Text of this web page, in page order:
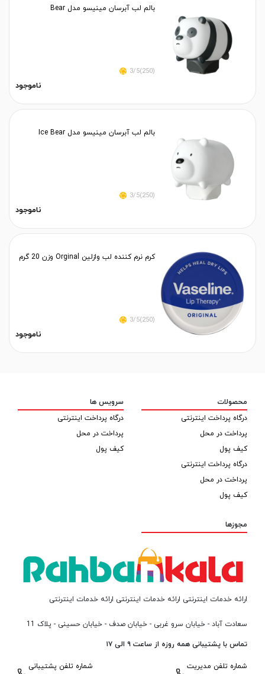
بالم لب آبرسان مینیسو مدل Bear
(250)3/5
ناموجود
بالم لب آبرسان مینیسو مدل Ice Bear
(250)3/5
ناموجود
کرم نرم کننده لب وازلین Orginal وزن 20 گرم
(250)3/5
ناموجود
محصولات
درگاه پرداخت اینترنتی
پرداخت در محل
کیف پول
درگاه پرداخت اینترنتی
پرداخت در محل
کیف پول
سرویس ها
درگاه پرداخت اینترنتی
پرداخت در محل
کیف پول
مجوزها
ارائه خدمات اینترنتی ارائه خدمات اینترنتی ارائه خدمات اینترنتی
سعادت آباد - خیابان سرو غربی - خیابان صدف - خیابان حسینی - پلاک 11
تماس با پشتیبانی همه روزه از ساعت ۹ الی ۱۷
شماره تلفن مدیریت شماره تلفن پشتیبانی